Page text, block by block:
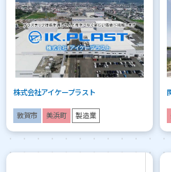
株式会社アイケープラスト
敦賀市 美浜町 製造業